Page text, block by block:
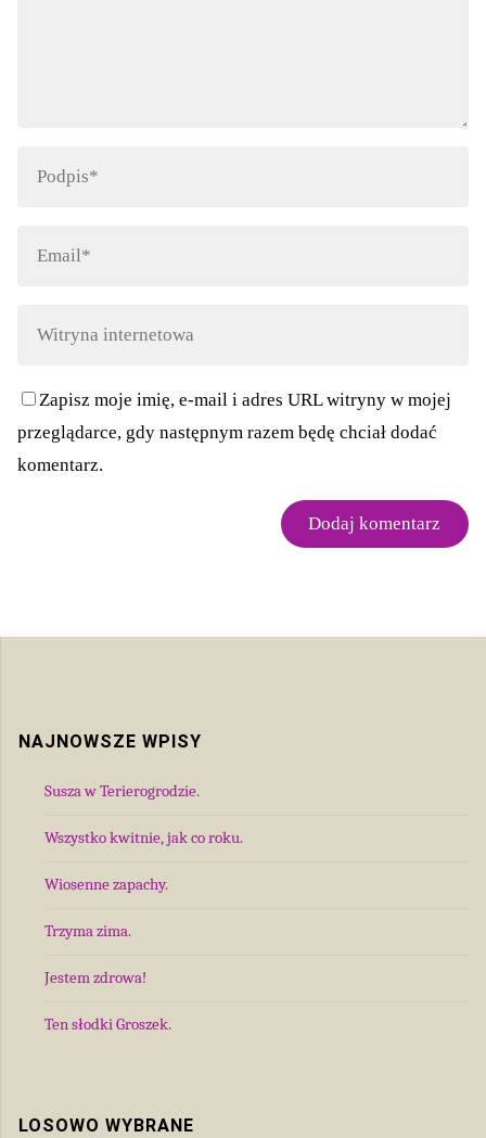
Zapisz moje imię, e-mail i adres URL witryny w mojej
przeglądarce, gdy następnym razem będę chciał dodać
komentarz.
NAJNOWSZE WPISY
Susza w Terierogrodzie.
Wszystko kwitnie, jak co roku.
Wiosenne zapachy.
Trzyma zima.
Jestem zdrowa!
Ten słodki Groszek.
LOSOWO WYBRANE